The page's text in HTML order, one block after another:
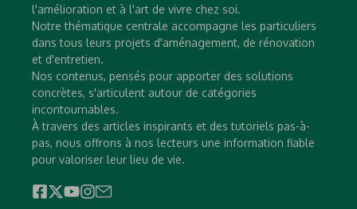
l'amélioration et à l'art de vivre chez soi.
Notre thématique centrale accompagne les particuliers
dans tous leurs projets d'aménagement, de rénovation
et d'entretien.
Nos contenus, pensés pour apporter des solutions
concrètes, s'articulent autour de catégories
incontournables.
À travers des articles inspirants et des tutoriels pas-à-
pas, nous offrons à nos lecteurs une information fiable
pour valoriser leur lieu de vie.